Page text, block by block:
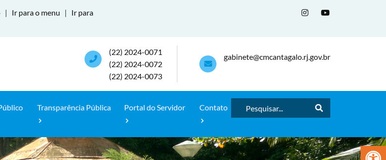
Abrir
| Ir para o menu |
Ir para
(22) 2024-0071
(22) 2024-0072
(22) 2024-0073
gabinete@cmcantagalo.rj.gov.br
Transparência Pública Portal do Servidor Contato